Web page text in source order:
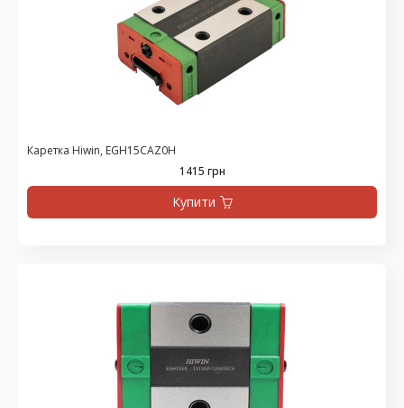
Каретка Hiwin, EGH15CAZ0H
1415 грн
Купити